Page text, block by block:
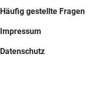
Häufig gestellte Fragen
Impressum
Datenschutz